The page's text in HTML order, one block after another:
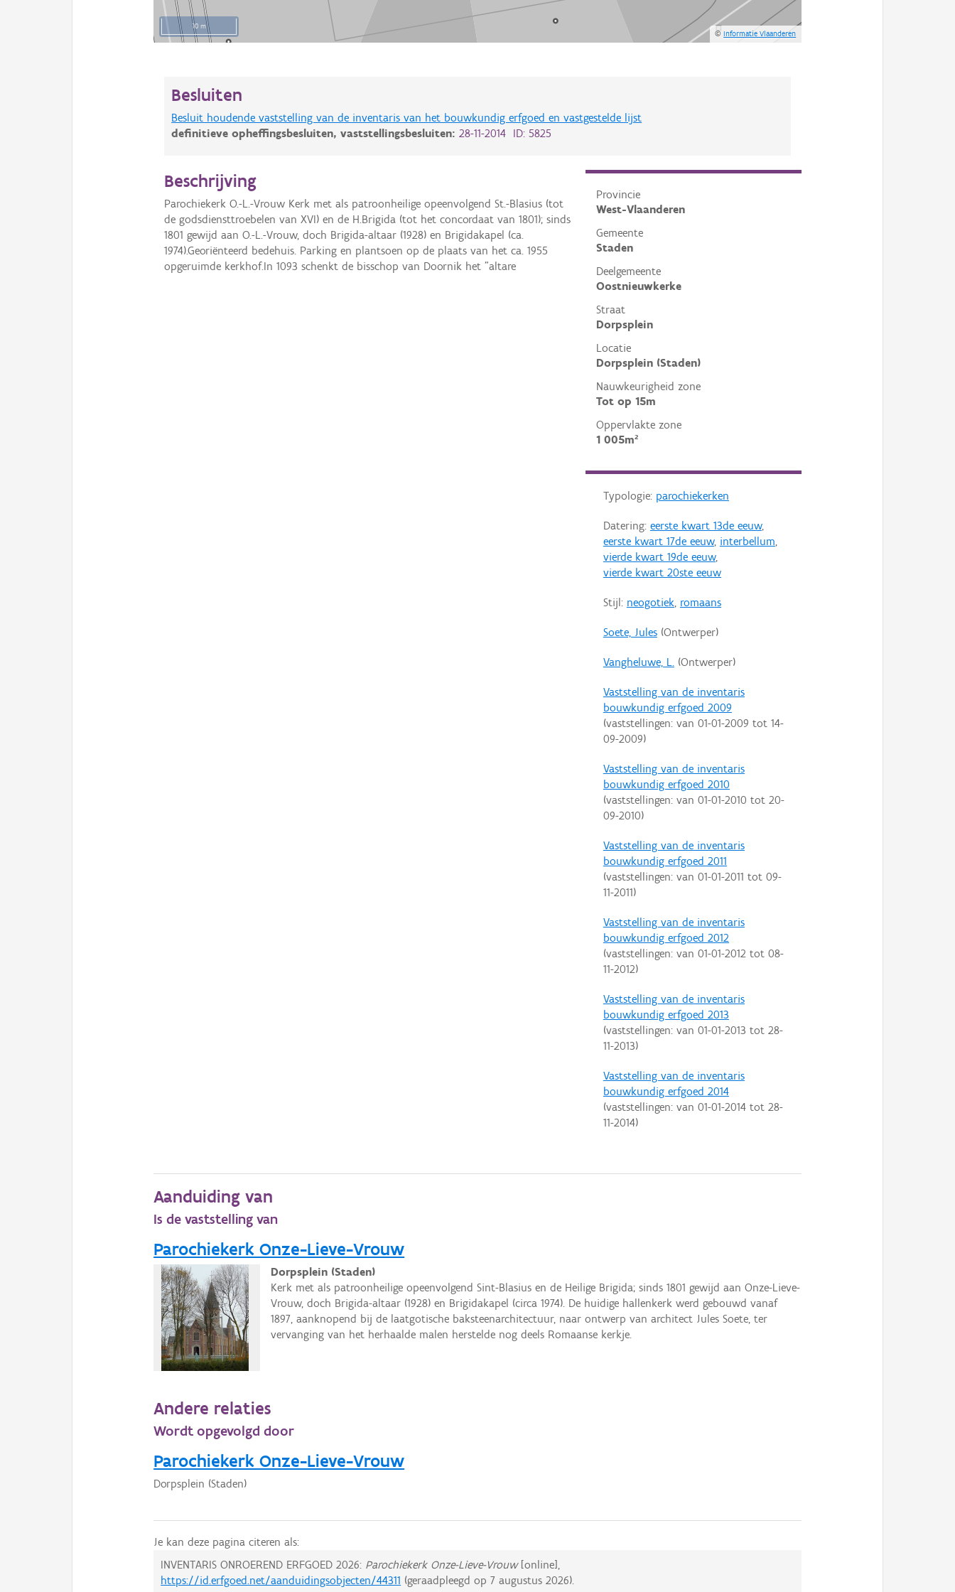
10 m
©Informatie Vlaanderen
Besluiten
Besluit houdende vaststelling van de inventaris van het bouwkundig erfgoed en vastgestelde lijst
definitieve opheffingsbesluiten,vaststellingsbesluiten:28-11-2014 ID: 5825
Provincie
West-Vlaanderen
Gemeente
Staden
Deelgemeente
Oostnieuwkerke
Straat
Dorpsplein
Locatie
Dorpsplein (Staden)
Nauwkeurigheid zone
Tot op 15m
Oppervlakte zone
1 005m²
Typologie: parochiekerken
Datering: eerste kwart 13de eeuw,
eerste kwart 17de eeuw, interbellum,
vierde kwart 19de eeuw,
vierde kwart 20ste eeuw
Stijl: neogotiek, romaans
Soete, Jules(Ontwerper)
Vangheluwe, L.(Ontwerper)
Vaststelling van de inventaris
bouwkundig erfgoed 2009
(vaststellingen: van 01-01-2009 tot 14-
09-2009)
Vaststelling van de inventaris
bouwkundig erfgoed 2010
(vaststellingen: van 01-01-2010 tot 20-
09-2010)
Vaststelling van de inventaris
bouwkundig erfgoed 2011
(vaststellingen: van 01-01-2011 tot 09-
11-2011)
Vaststelling van de inventaris
bouwkundig erfgoed 2012
(vaststellingen: van 01-01-2012tot 08-
11-2012)
Vaststelling van de inventaris
bouwkundig erfgoed 2013
(vaststellingen: van 01-01-2013 tot 28-
11-2013)
Vaststelling van de inventaris
bouwkundig erfgoed 2014
(vaststellingen: van 01-01-2014tot 28-
11-2014)
Beschrijving
Parochiekerk O.-L.-Vrouw Kerk met als patroonheilige opeenvolgend St.-Blasius (tot
de godsdiensttroebelen van XVI) en de H.Brigida (tot het concordaat van 1801); sinds
1801 gewijd aan O.-L.-Vrouw, doch Brigida-altaar (1928) en Brigidakapel (ca.
1974).Georiënteerd bedehuis. Parking en plantsoen op de plaats van het ca. 1955
opgeruimde kerkhof.In 1093 schenkt de bisschop van Doornik het "altare
Aanduiding van
Is de vaststelling van
Parochiekerk Onze-Lieve-Vrouw
Dorpsplein (Staden)
Kerk met als patroonheilige opeenvolgend Sint-Blasius en de Heilige Brigida; sinds 1801 gewijd aan Onze-Lieve-
Vrouw, doch Brigida-altaar (1928) en Brigidakapel (circa 1974). De huidige hallenkerk werd gebouwd vanaf
1897, aanknopend bij de laatgotische baksteenarchitectuur, naar ontwerp van architect Jules Soete, ter
vervanging van het herhaalde malen herstelde nog deels Romaanse kerkje.
Andere relaties
Wordt opgevolgd door
Parochiekerk Onze-Lieve-Vrouw
Dorpsplein (Staden)
Je kan deze pagina citeren als:
INVENTARIS ONROEREND ERFGOED 2026: Parochiekerk Onze-Lieve-Vrouw[online],
https://id.erfgoed.net/aanduidingsobjecten/44311 (geraadpleegd op7 augustus 2026).